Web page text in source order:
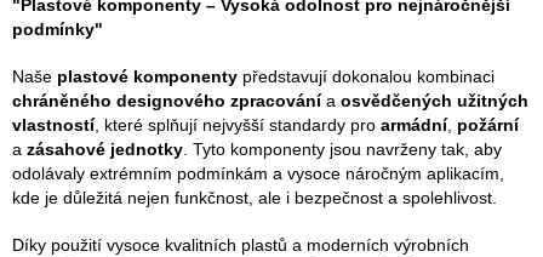
"Plastové komponenty – Vysoká odolnost pro nejnáročnější
podmínky"
Naše plastové komponenty představují dokonalou kombinaci
chráněného designového zpracovánía osvědčených užitných
vlastností, které splňují nejvyšší standardy pro armádní, požární
a zásahové jednotky . Tyto komponenty jsou navrženy tak, aby
odolávaly extrémním podmínkám a vysoce náročným aplikacím,
kde je důležitá nejen funkčnost, ale i bezpečnost a spolehlivost.
Díky použití vysoce kvalitních plastů a moderních výrobních